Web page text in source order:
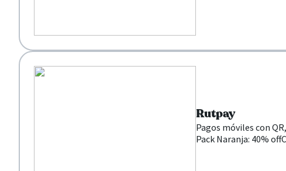
Rutpay
Pagos móviles con
Pack Naranja: 40% off